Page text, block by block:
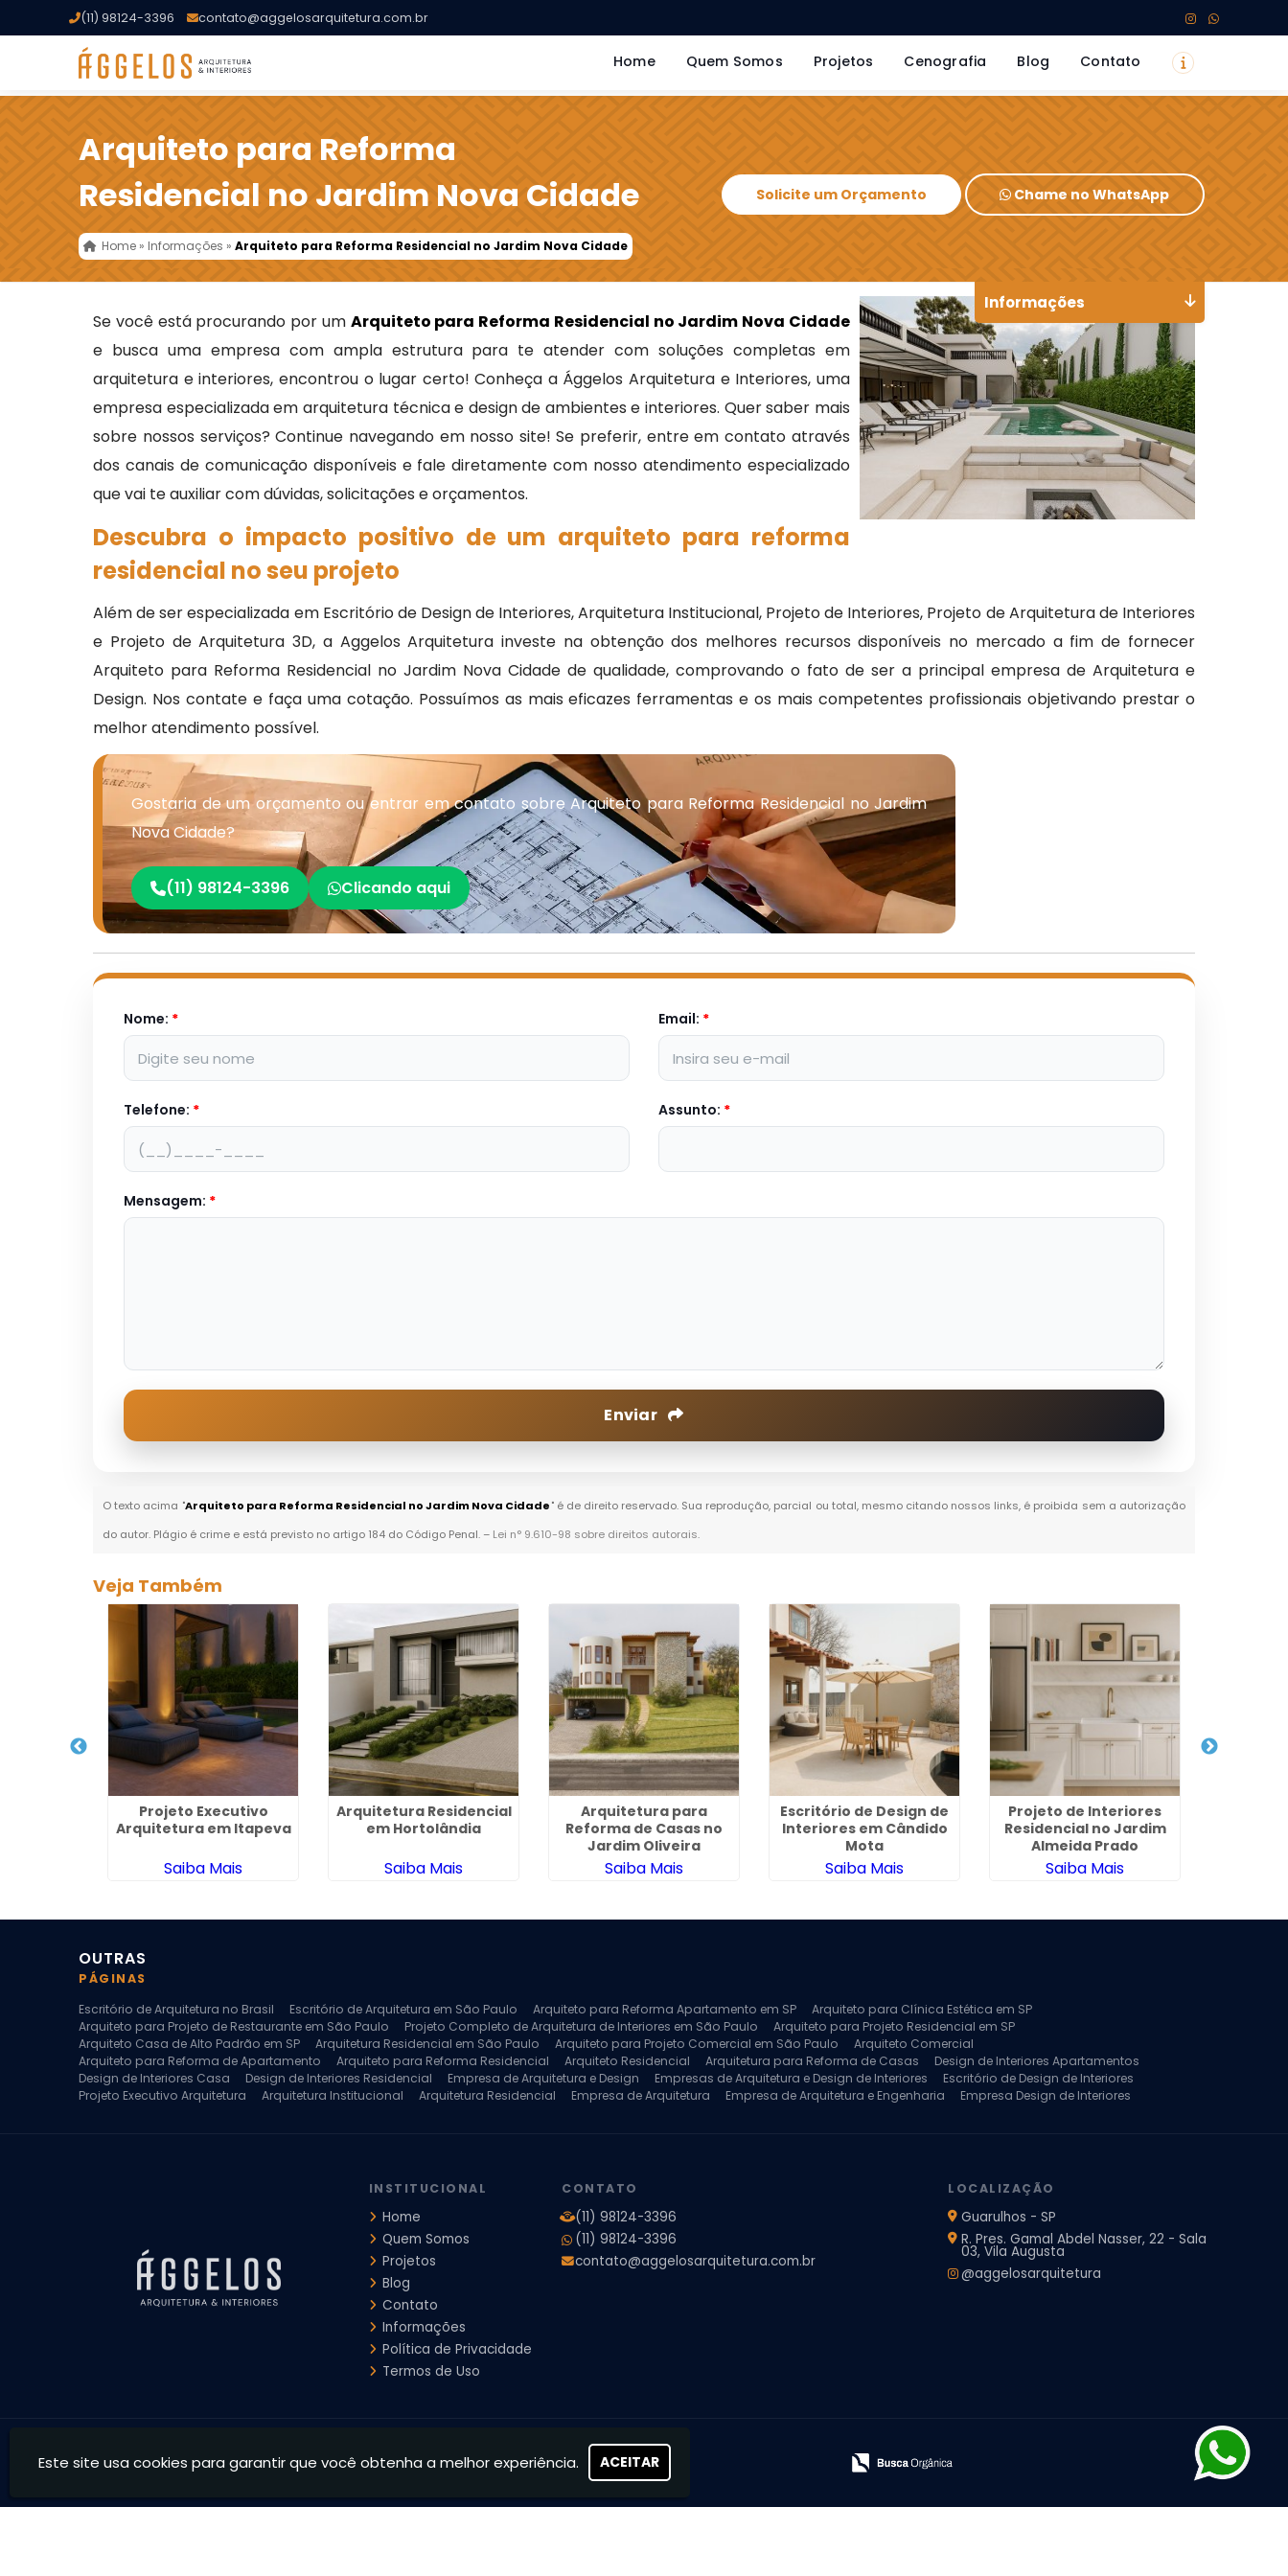
(11) 98124-3396 contato@aggelosarquitetura.com.br
Home Quem Somos Projetos Cenografia Blog Contato
Arquiteto para Reforma
Residencial no Jardim Nova Cidade
Home » Informações »Arquiteto para Reforma Residencial no Jardim Nova Cidade
Solicite um Orçamento Chame no WhatsApp
Se você está procurando por um Arquiteto para Reforma Residencial no Jardim Nova Cidade
e busca uma empresa com ampla estrutura para te atender com soluções completas em
arquitetura e interiores, encontrou o lugar certo! Conheça a Ággelos Arquitetura e Interiores, uma
empresa especializada em arquitetura técnica e design de ambientes e interiores. Quer saber mais
sobre nossos serviços? Continue navegando em nosso site! Se preferir, entre em contato através
dos canais de comunicação disponíveis e fale diretamente com nosso atendimento especializado
que vai te auxiliar com dúvidas, solicitações e orçamentos.
Descubra o impacto positivo de um arquiteto para reforma
residencial no seu projeto
Além de ser especializada em Escritório de Design de Interiores, Arquitetura Institucional, Projeto de Interiores, Projeto de Arquitetura de Interiores
e Projeto de Arquitetura 3D, a Aggelos Arquitetura investe na obtenção dos melhores recursos disponíveis no mercado a fim de fornecer
Arquiteto para Reforma Residencial no Jardim Nova Cidade de qualidade, comprovando o fato de ser a principal empresa de Arquitetura e
Design. Nos contate e faça uma cotação. Possuímos as mais eficazes ferramentas e os mais competentes profissionais objetivando prestar o
melhor atendimento possível.
Gostaria de um orçamento ou entrar em contato sobre Arquiteto para Reforma Residencial no Jardim
Nova Cidade?
(11) 98124-3396 Clicando aqui
Nome: * Email: *
Telefone: * Assunto: *
Mensagem: *
Enviar
O texto acima "Arquiteto para Reforma Residencial no Jardim Nova Cidade" é de direito reservado. Sua reprodução, parcial ou total, mesmo citando nossos links, é proibida sem a autorização
do autor. Plágio é crime e está previsto no artigo 184 do Código Penal. – Lei n° 9.610-98 sobre direitos autorais.
Informações
Veja Também
Projeto Executivo
Arquitetura em Itapeva
Saiba Mais
Arquitetura Residencial
em Hortolândia
Saiba Mais
Arquitetura para
Reforma de Casas no
Jardim Oliveira
Saiba Mais
Escritório de Design de
Interiores em Cândido
Mota
Saiba Mais
Projeto de Interiores
Residencial no Jardim
Almeida Prado
Saiba Mais
OUTRAS
PÁGINAS
Escritório de Arquitetura no Brasil
Escritório de Arquitetura em São Paulo Arquiteto para Reforma Apartamento em SP
Arquiteto para Clínica Estética em SP
Arquiteto para Projeto de Restaurante em São Paulo
Projeto Completo de Arquitetura de Interiores em São Paulo
Arquiteto para Projeto Residencial em SP
Arquiteto Casa de Alto Padrão em SP
Arquitetura Residencial em São Paulo Arquiteto para Projeto Comercial em São Paulo
Arquiteto Comercial
Arquiteto para Reforma de Apartamento
Arquiteto para Reforma Residencial Arquiteto Residencial Arquitetura para Reforma de Casas
Design de Interiores Apartamentos
Design de Interiores Casa
Design de Interiores Residencial Empresa de Arquitetura e Design Empresas de Arquitetura e Design de Interiores
Escritório de Design de Interiores
Projeto Executivo Arquitetura
Arquitetura Institucional Arquitetura Residencial Empresa de Arquitetura Empresa de Arquitetura e Engenharia
Empresa Design de Interiores
INSTITUCIONAL
Home
Quem Somos
Projetos
Blog
Contato
Informações
Política de Privacidade
Termos de Uso
CONTATO
(11) 98124-3396
(11) 98124-3396
contato@aggelosarquitetura.com.br
LOCALIZAÇÃO
Guarulhos - SP
R. Pres. Gamal Abdel Nasser, 22 - Sala
03, Vila Augusta
@aggelosarquitetura
CNPJ: 39.828.426/0001-73
Este site usa cookies para garantir que você obtenha a melhor experiência. ACEITAR